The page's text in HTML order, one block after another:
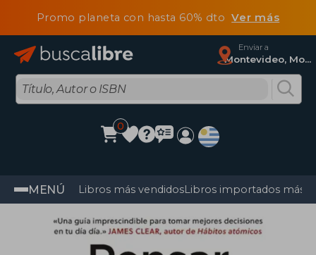
Promo planeta con hasta 60% dtoVer más
Enviar a
Montevideo, Montevideo
0
MENÚ Libros más vendidosLibros importados más